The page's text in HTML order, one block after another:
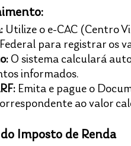
Utilize o e-CAC (Centro
para registrar os
O sistema calculará
informados.​
Emita e pague o
ao valor
Imposto de Renda